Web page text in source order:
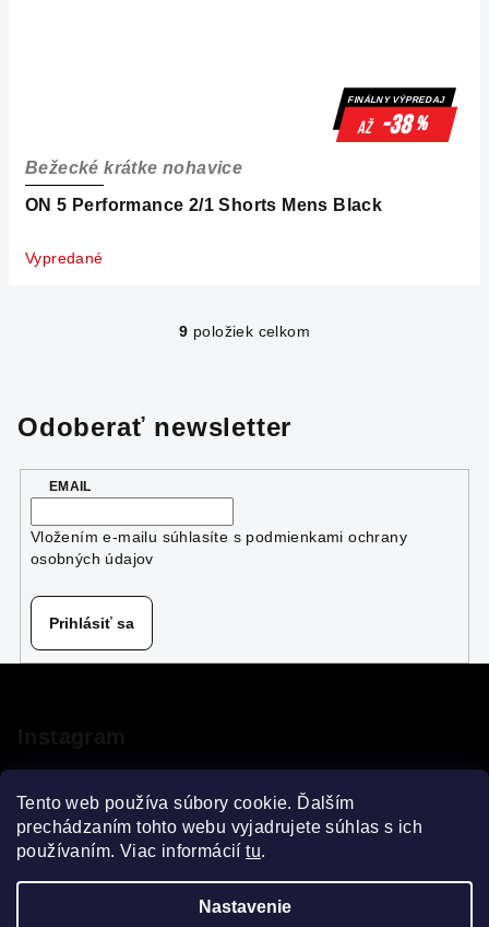
Tento web používa súbory cookie. Ďalším
prechádzaním tohto webu vyjadrujete súhlas s ich
používaním. Viac informáciítu.
Nastavenie
FINÁLNY VÝPREDAJ
až -38%
ON 5 Performance 2/1 Shorts Mens Black
Bežecké krátke nohavice
Vypredané
O
á
d
a
e
y
i
s
u
9 položiek celkom
Odoberať newsletter
EMAIL
Vložením e-mailu súhlasíte s podmienkami ochrany
osobných údajov
Prihlásiť sa
ä
Sledovať na Instagrame